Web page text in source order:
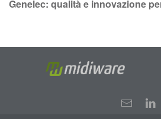
Genelec: qualità e innovazione